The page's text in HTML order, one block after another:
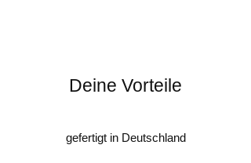
Deine Vorteile
gefertigt in Deutschland